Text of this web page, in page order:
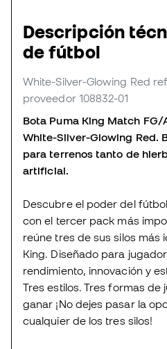
Descripción
de fútbol
White-Silver-Glowing Red
proveedor 108832-01
Bota Puma King Match
White-Silver-Glowing Red.
para terrenos tanto de
artificial.
Descubre el poder del
con el tercer pack más
reúne tres de sus silos más
King. Diseñado para
rendimiento, innovación y
Tres estilos. Tres formas de
ganar ¡No dejes pasar la
cualquier de los tres silos!